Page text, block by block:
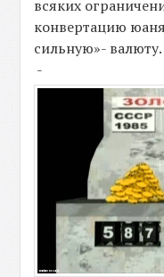
всяких
конвертацию
сильную»- валюту.
-